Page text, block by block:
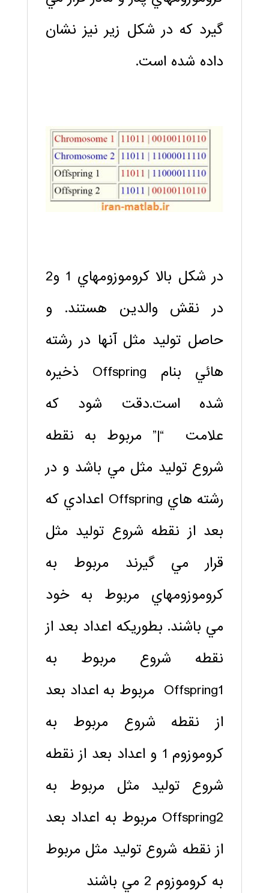
گيرد که در شکل زير نيز نشان
داده شده است.
در شکل بالا کروموزومهاي 1 و2
در نقش والدين هستند. و
حاصل توليد مثل آنها در رشته
هائي بنام Offspring ذخيره
شده است.دقت شود که
علامت “|” مربوط به نقطه
شروع توليد مثل مي باشد و در
رشته هاي Offspring اعدادي که
بعد از نقطه شروع توليد مثل
قرار مي گيرند مربوط به
کروموزومهاي مربوط به خود
مي باشند. بطوريکه اعداد بعد از
نقطه شروع مربوط به
Offspring1 مربوط به اعداد بعد
از نقطه شروع مربوط به
کروموزوم 1 و اعداد بعد از نقطه
شروع توليد مثل مربوط به
Offspring2 مربوط به اعداد بعد
از نقطه شروع توليد مثل مربوط
به کروموزوم 2 مي باشند